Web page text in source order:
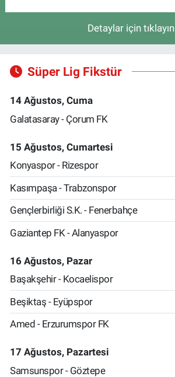
Detaylar için tıklayın
Süper Lig Fikstür
14 Ağustos, Cuma
Galatasaray - Çorum FK
15 Ağustos, Cumartesi
Konyaspor - Rizespor
Kasımpaşa - Trabzonspor
Gençlerbirliği S.K. - Fenerbahçe
Gaziantep FK - Alanyaspor
16 Ağustos, Pazar
Başakşehir - Kocaelispor
Beşiktaş - Eyüpspor
Amed - Erzurumspor FK
17 Ağustos, Pazartesi
Samsunspor - Göztepe